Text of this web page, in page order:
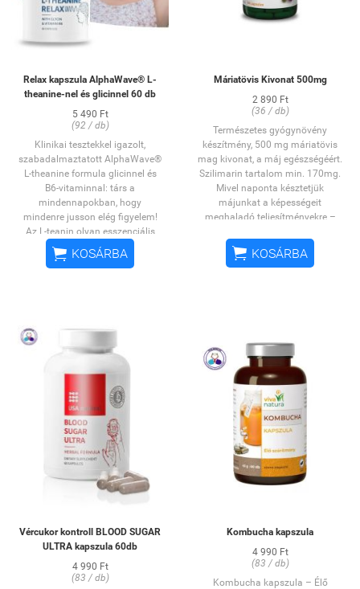
Relax kapszula AlphaWave® L-
theanine-nel és glicinnel 60 db
5 490 Ft
(92 / db)
Klinikai tesztekkel igazolt,
szabadalmaztatott AlphaWave®
L-theanine formula glicinnel és
B6-vitaminnal: társ a
mindennapokban, hogy
mindenre jusson elég figyelem!
Az L-teanin olyan esszenciális
aminosav, mely elősegíti a
koncentráció és a figyelmi fókusz
rohanó világ kihívásaival
szemben.
Étrend-kiegészítő kapszula
OGYÉI notifikációs
szám:34738/2024
Kiszerelés:60 db
Származási ország:
VEGÁN
 KOSÁRBA
Máriatövis Kivonat 500mg
2 890 Ft
(36 / db)
Természetes gyógynövény
készítmény, 500 mg máriatövis
mag kivonat, a máj egészségéért.
Szilimarin tartalom min. 170mg.
Mivel naponta késztetjük
májunkat a képességeit
meghaladó teljesítményekre –
gyógyszert szedünk vagy nehéz,
zsíros ételeket eszünk – ezért
segít a máj megfelelő
működését. Kapszulánként
500mg máriatövis magot
tartalmaz.
A máriatövis mag:
Támogathatja a máj
egészségét
Hozzájárulhat a máj
méregtelenítéséhez
Segíthet fenntartani a
a test tisztulását.
OGYÉI: 25499/2020
 KOSÁRBA
Vércukor kontroll BLOOD SUGAR
ULTRA kapszula 60db
4 990 Ft
(83 / db)
Kombucha kapszula
4 990 Ft
(83 / db)
Kombucha kapszula – Élő